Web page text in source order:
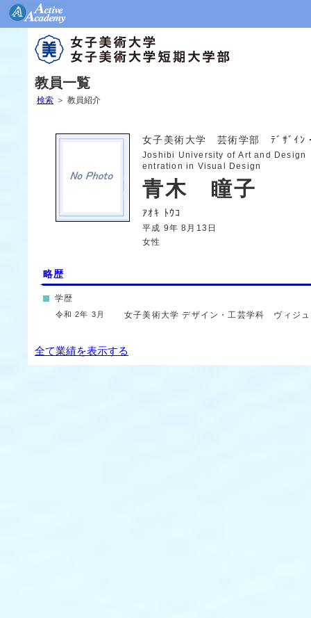
教員一覧
検索 ＞ 教員紹介
女子美術大学 芸術学部 ﾃﾞｻﾞｲﾝ
Joshibi University of Art and
entration in Visual Design
青木 瞳子
ｱｵｷ ﾄｳｺ
平成 9年 8月13日
女性
略歴
学歴
令和 2年 3月 女子美術大学デザイン・工芸学科 ヴィジ
全て業績を表示する